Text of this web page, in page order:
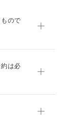
ので
は必